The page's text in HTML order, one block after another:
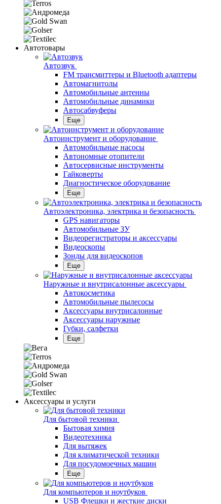
Автотовары
Автозвук
FM трансмиттеры и Bluetooth адаптеры
Автомагнитолы
Автомобильные антенны
Автомобильные динамики
Автосабвуферы
Еще
Автоинструмент и оборудование
Автомобильные насосы
Автономные отопители
Автосервисные инструменты
Гайковерты
Диагностическое оборудование
Еще
Автоэлектроника, электрика и безопасность
GPS навигаторы
Автомобильные ЗУ
Видеорегистраторы и аксессуары
Видеоскопы
Зонды для видеоскопов
Еще
Наружные и внутрисалонные аксессуары
Автокосметика
Автомобильные пылесосы
Аксесcуары внутрисалонные
Аксессуары наружные
Губки, салфетки
Еще
Аксессуары и услуги
Для бытовой техники
Бытовая химия
Видеотехника
Для вытяжек
Для климатической техники
Для посудомоечных машин
Еще
Для компьютеров и ноутбуков
USB Флешки и жесткие диски